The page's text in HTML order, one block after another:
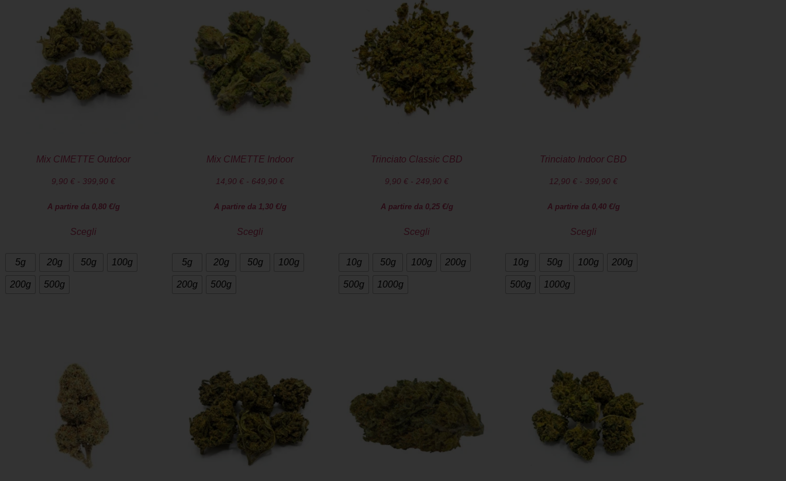
Mix CIMETTE Outdoor
9,90 € - 399,90 €
A partire da 0,80 €/g
Scegli
5g 20g 50g 100g
200g 500g
Mix CIMETTE Indoor
14,90 € - 649,90 €
A partire da 1,30 €/g
Scegli
5g 20g 50g 100g
200g 500g
Trinciato Classic CBD
9,90 € - 249,90 €
A partire da 0,25 €/g
Scegli
10g 50g 100g 200g
500g 1000g
Trinciato Indoor CBD
12,90 € - 399,90 €
A partire da 0,40 €/g
Scegli
10g 50g 100g 200g
500g 1000g